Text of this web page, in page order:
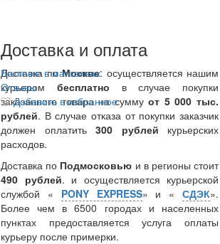
Доставка и оплата
Доставка поМоскве: осуществляется нашим
курьером бесплатно в случае покупки
заказанного товара на суммуот 5 000 тыс.
рублей. В случае отказа от покупки заказчик
должен оплатить 300 рублей курьерских
расходов.
Доставка по Подмосковью и в регионы стоит
490 рублей. и осуществляется курьерской
службой « PONY EXPRESS» и «СДЭК».
Более чем в 6500 городах и населенных
пунктах предоставляется услуга оплаты
курьеру после примерки.
Наличие в магазинах
Отзывы
Добавить в избранное